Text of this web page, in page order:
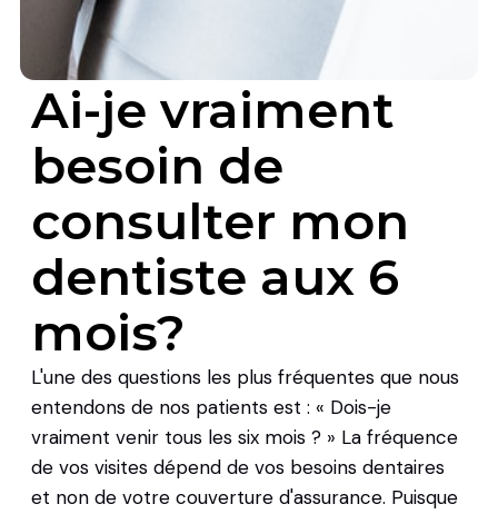
Ai-je vraiment
besoin de
consulter mon
dentiste aux 6
mois?
L'une des questions les plus fréquentes que nous
entendons de nos patients est : « Dois-je
vraiment venir tous les six mois ? » La fréquence
de vos visites dépend de vos besoins dentaires
et non de votre couverture d'assurance. Puisque